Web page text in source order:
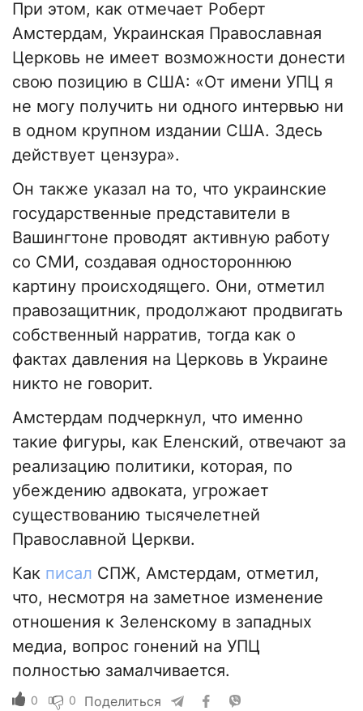
При этом, как отмечает Роберт
Амстердам, Украинская Православная
Церковь не имеет возможности донести
свою позицию в США: «От имени УПЦ я
не могу получить ни одного интервью ни
в одном крупном издании США. Здесь
действует цензура».
Он также указал на то, что украинские
государственные представители в
Вашингтоне проводят активную работу
со СМИ, создавая одностороннюю
картину происходящего. Они, отметил
правозащитник, продолжают продвигать
собственный нарратив, тогда как о
фактах давления на Церковь в Украине
никто не говорит.
Амстердам подчеркнул, что именно
такие фигуры, как Еленский, отвечают за
реализацию политики, которая, по
убеждению адвоката, угрожает
существованию тысячелетней
Православной Церкви.
Как писал СПЖ, Амстердам, отметил,
что, несмотря на заметное изменение
отношения к Зеленскому в западных
медиа, вопрос гонений на УПЦ
полностью замалчивается.
0 0 Поделиться